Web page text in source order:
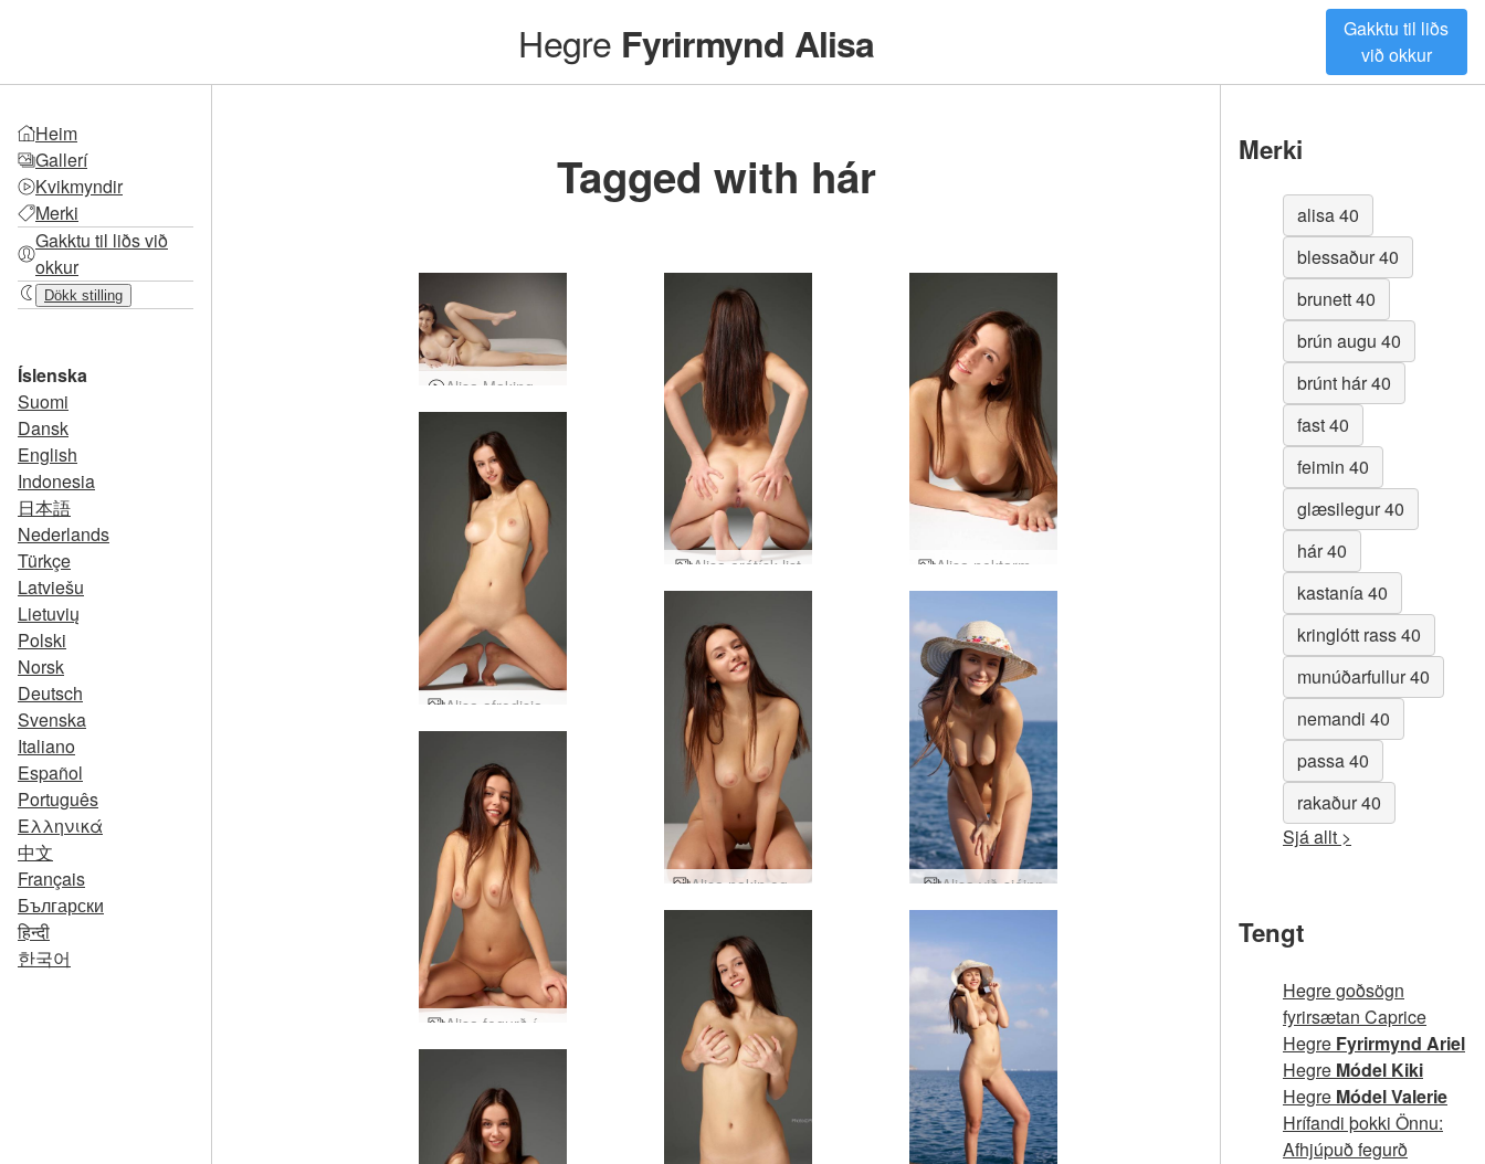
Hegre Fyrirmynd Alisa
Gakktu til liðs
við okkur
Heim
Gallerí
Kvikmyndir
Merki
Gakktu til liðs við
okkur
Dökk stilling
Íslenska
Suomi
Dansk
English
Indonesia
日本語
Nederlands
Türkçe
Latviešu
Lietuvių
Polski
Norsk
Deutsch
Svenska
Italiano
Español
Português
Ελληνικά
中文
Français
Български
हिन्दी
한국어
Tagged with hár
Alisa erótísk list
Alisa nakin og náttúruleg Alisa við sjóinn
Merki
alisa 40
blessaður 40
brunett 40
brún augu 40
brúnt hár 40
fast 40
feimin 40
glæsilegur 40
hár 40
kastanía 40
kringlótt rass 40
munúðarfullur 40
nemandi 40
passa 40
rakaður 40
Sjá allt >
Tengt
Hegre goðsögn
fyrirsætan Caprice
Hegre Fyrirmynd Ariel
Hegre Módel Kiki
Hegre Módel Valerie
Hrífandi þokki Önnu:
Afhjúpuð fegurð